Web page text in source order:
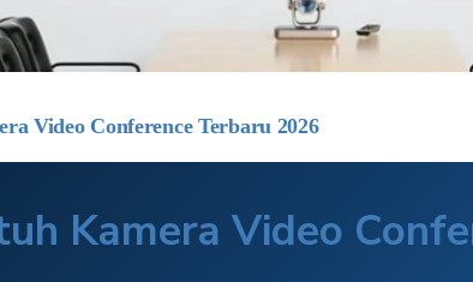
Video Conference Terbaru 2026
Kamera Video